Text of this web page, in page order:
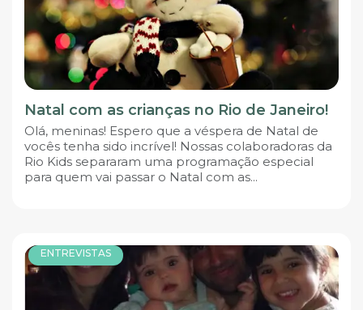
Natal com as crianças no Rio de Janeiro!
Olá, meninas! Espero que a véspera de Natal de
vocês tenha sido incrível! Nossas colaboradoras da
Rio Kids separaram uma programação especial
para quem vai passar o Natal com as...
ENTREVISTAS